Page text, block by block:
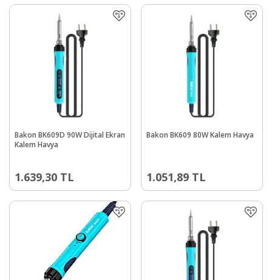
Bakon BK609D 90W Dijital Ekran
Kalem Havya
1.639,30 TL
Bakon BK609 80W Kalem Havya
1.051,89 TL